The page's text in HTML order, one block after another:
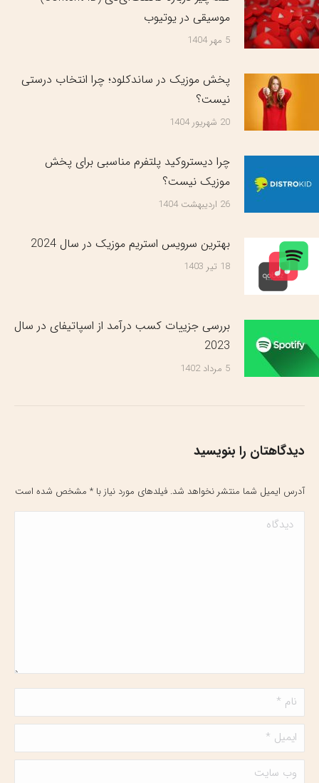
موسیقی در یوتیوب
5 مهر 1404
پخش موزیک در ساندکلود؛ چرا انتخاب درستی
نیست؟
20 شهریور 1404
چرا دیستروکید پلتفرم مناسبی برای پخش
موزیک نیست؟
26 اردیبهشت 1404
بهترین سرویس‌ استریم موزیک در سال 2024
18 تیر 1403
بررسی جزییات کسب درآمد از اسپاتیفای در سال
2023
5 مرداد 1402
دیدگاهتان را بنویسید
آدرس ایمیل شما منتشر نخواهد شد. فیلدهای مورد نیاز با * مشخص شده است
دیدگاه
نام *
ایمیل *
وب سایت